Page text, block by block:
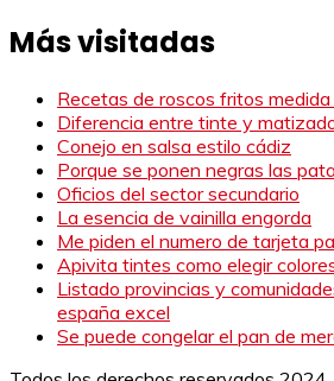
Más visitadas
Recetas de roscos fritos
Diferencia entre tinte y
Conejo en salsa estilo cádiz
Porque se ponen negras las
Oficios del sector secundario
La esencia de vainilla engorda
Me piden el numero de tarjeta
Apivita tintes como elegir
Listado provincias y
españa excel
Se puede congelar el pan de